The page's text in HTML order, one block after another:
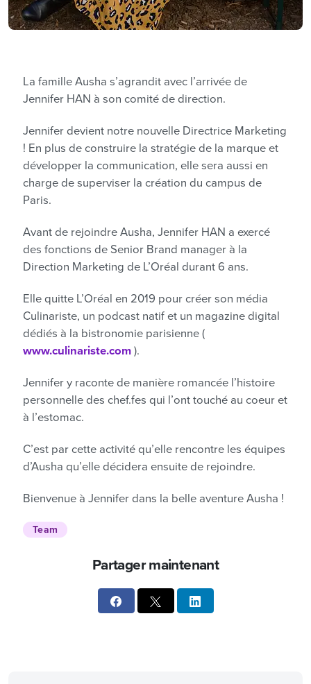
La famille Ausha s’agrandit avec l’arrivée de
Jennifer HAN à son comité de direction.
Jennifer devient notre nouvelle Directrice Marketing
! En plus de construire la stratégie de la marque et
développer la communication, elle sera aussi en
charge de superviser la création du campus de
Paris.
Avant de rejoindre Ausha, Jennifer HAN a exercé
des fonctions de Senior Brand manager à la
Direction Marketing de L’Oréal durant 6 ans.
Elle quitte L’Oréal en 2019 pour créer son média
Culinariste, un podcast natif et un magazine digital
dédiés à la bistronomie parisienne (
www.culinariste.com ).
Jennifer y raconte de manière romancée l’histoire
personnelle des chef.fes qui l’ont touché au coeur et
à l’estomac.
C’est par cette activité qu’elle rencontre les équipes
d’Ausha qu’elle décidera ensuite de rejoindre.
Bienvenue à Jennifer dans la belle aventure Ausha !
Team
Partager maintenant